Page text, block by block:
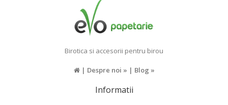
Birotica si accesorii pentru birou
| Despre noi » | Blog »
Informatii